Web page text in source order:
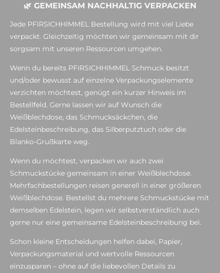
🌿 GEMEINSAM NACHHALTIG VERPACKEN
Jede PFIRSICHHIMMEL Bestellung wird mit viel Liebe
verpackt. Gleichzeitig möchten wir gemeinsam mit dir
sorgsam mit unseren Ressourcen umgehen.
Wenn du bereits PFIRSICHHIMMEL Schmuck besitzt
und/oder bewusst auf einzelne Verpackungselemente
verzichten möchtest, genügt ein kurzer Hinweis im
Bestellfeld. Gerne lassen wir auf Wunsch die
Weißblechdose, das Schmucksäckchen, die
Edelsteinbeschreibung, das Silberputztuch oder die
Blanko-Grußkarte weg.
Wenn du möchtest, verpacken wir auch zwei
Schmuckstücke gemeinsam in einer Weißblechdose.
Mehrfachbestellungen reisen generell in einer größeren
Weißblechdose. Bestellst du mehrere Schmuckstücke mit
demselben Edelstein, legen wir selbstverständlich auch
gerne nur eine gemeinsame Edelsteinbeschreibung bei.
Schon kleine Entscheidungen helfen dabei, Papier,
Verpackungsmaterial und wertvolle Ressourcen
einzusparen – ohne auf die liebevollen Details zu